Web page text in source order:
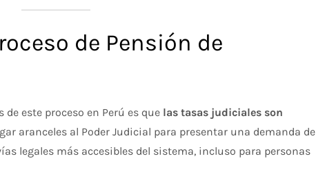
de Pensión de
este proceso en Perú es que las tasas judiciales son
aranceles al Poder Judicial para presentar una demanda de
legales más accesibles del sistema, incluso para personas